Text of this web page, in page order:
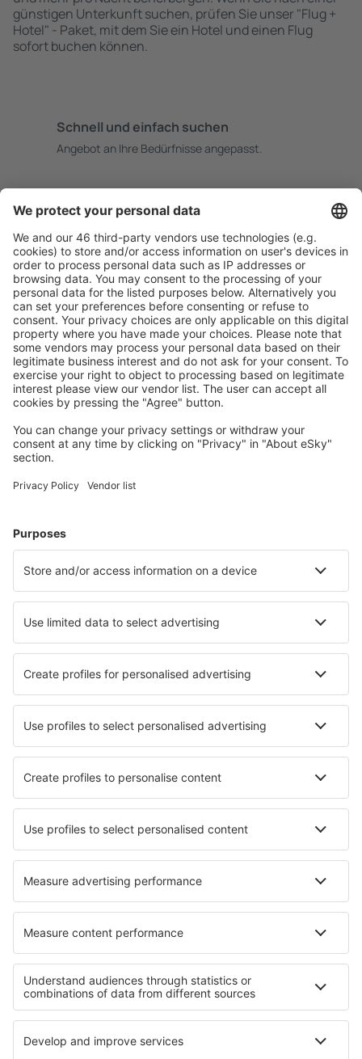
günstigen Unterkunft suchen, prüfen Sie unser "Flug +
Hotel" - Paket, mit dem Sie ein Hotel und einen Flug
sofort buchen können.
Schnell und einfach suchen
Angebot an Ihre Bedürfnisse angepasst.
Buchen ohne Sorgen mit einer kostenlosen
Stornierungsoption.
Mehr sparen
Attraktive Preise und Spezialangebote für eingeloggte
Benutzer.
Unterkünfte, die Sie mögen
Wählen Sie aus über 1,3 Millionen Unterkünften: Hotels,
Hütten, Apartments und andere.
Meist gesuchte Hotels von eSky-Nutzern
Hotels in Portugal - Beliebte Städte
Hotels in Albufeira Hotels in Lagos
Hotels in Santiago do Cacém Hotels in Castelo Branco
Hotels in Estói
Die besten Hotels - Städte
Hotels in Kozlowo Hotels in Saint-Martin-Labouval
Hotels in Boigu Island Hotels in Starý Jičín
Hotels in Mondovi Hotels in Villard-sur-Doron
Hotels in Bobrowice Hotels in Poiana Sarata
Die besten Hotels - Regionen
Hotels in Portugal Hotels in Algarve
Hotels auf Terceira Hotels in Porto
Hotels auf Sao Miguel Hotels in Haskovo
Hotels in Nikosia Region Hotels in Turz